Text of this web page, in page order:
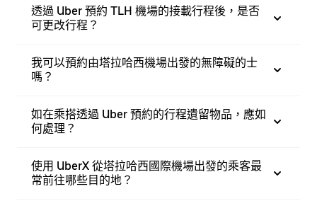
透過 Uber 預約 TLH 機場的接載行程後，是否
可更改行程？
我可以預約由塔拉哈西機場出發的無障礙的士
嗎？
如在乘搭透過 Uber 預約的行程遺留物品，應如
何處理？
使用 UberX 從塔拉哈西國際機場出發的乘客最
常前往哪些目的地？